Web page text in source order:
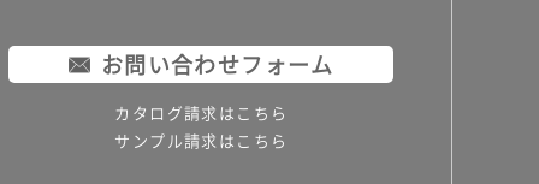
お問い合わせフォーム
カタログ請求はこちら
サンプル請求はこちら